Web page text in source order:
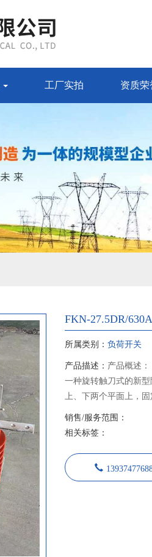
工厂实拍 资质荣
FKN-27.5DR/630A
所属类别： 负荷开关
产品描述： 产品概述
一种旋转触刀式的新
上、下两个平面上，
从而实现开关的分合闸
关基础上增加带接地
其性能符合GB1985《
求，适用于额定电压12
销售/服务范围：
相关标签：